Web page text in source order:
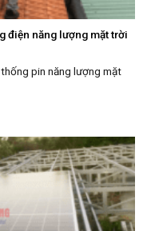
điện năng lượng mặt trời
pin năng lượng mặt